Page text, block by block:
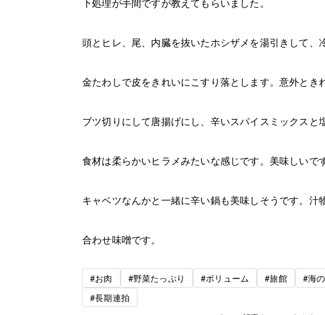
頭とヒレ、尾、内臓を抜いたホシザメを湯引きして、
金たわしで皮をきれいにこすり落とします。意外とき
ブツ切りにして唐揚げにし、辛いスパイスミックスと
食材は柔らかいヒラメみたいな感じです。美味しいです
キャベツなんかと一緒に辛い鍋も美味しそうです。汁
合わせ味噌です。
#お肉 #野菜たっぷり #ボリューム #旅館 #海
#長期連拍